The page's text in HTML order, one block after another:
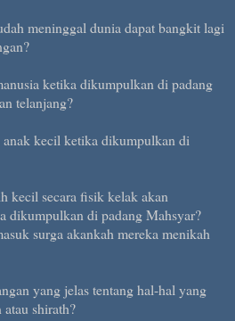
meninggal dunia dapat bangkit lagi
ketika dikumpulkan di padang
telanjang?
anak kecil ketika dikumpulkan di
kecil secara fisik kelak akan
dikumpulkan di padang Mahsyar?
surga akankah mereka menikah
yang jelas tentang hal-hal yang
atau shirath?